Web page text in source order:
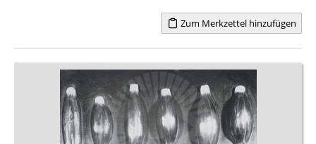
Zum Merkzettel hinzufügen